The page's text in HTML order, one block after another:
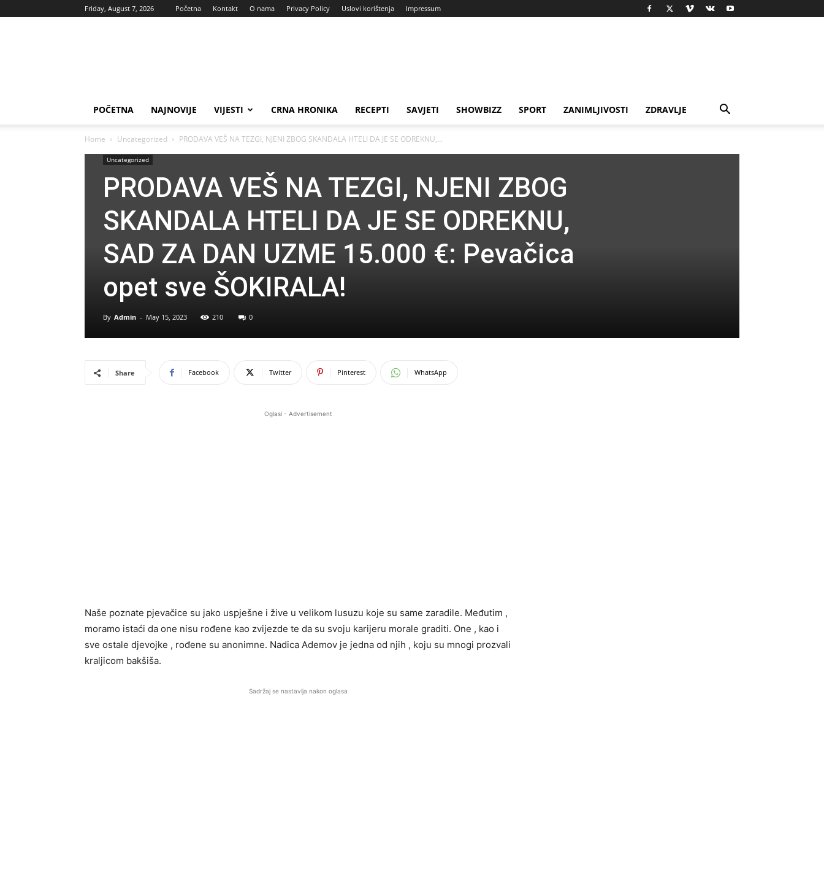
Friday, August 7, 2026 Početna Kontakt O nama Privacy Policy Uslovi korištenja Impressum
POČETNA NAJNOVIJE VIJESTI CRNA HRONIKA RECEPTI SAVJETI SHOWBIZZ SPORT ZANIMLJIVOSTI ZDRAVLJE
Home Uncategorized PRODAVA VEŠ NA TEZGI, NJENI ZBOG SKANDALA HTELI DA JE SE ODREKNU,...
Uncategorized
PRODAVA VEŠ NA TEZGI, NJENI ZBOG
SKANDALA HTELI DA JE SE ODREKNU,
SAD ZA DAN UZME 15.000 €: Pevačica
opet sve ŠOKIRALA!
By Admin - May 15, 2023 210 0
Share Facebook Twitter Pinterest WhatsApp
Oglasi - Advertisement
Naše poznate pjevačice su jako uspješne i žive u velikom lusuzu koje su same zaradile. Međutim ,
moramo istaći da one nisu rođene kao zvijezde te da su svoju karijeru morale graditi. One , kao i
sve ostale djevojke , rođene su anonimne. Nadica Ademov je jedna od njih , koju su mnogi prozvali
kraljicom bakšiša.
Sadržaj se nastavlja nakon oglasa